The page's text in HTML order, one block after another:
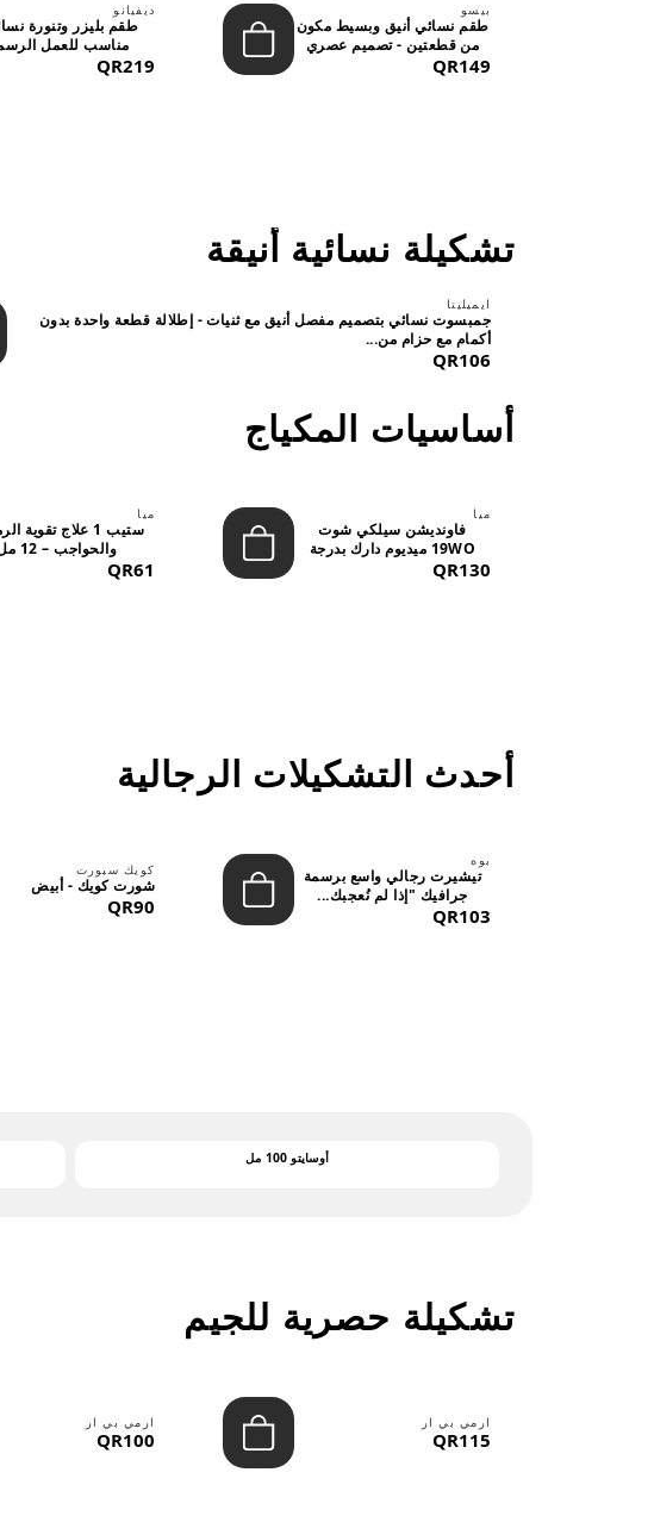
بيسو
طقم نسائي أنيق وبسيط مكون
من قطعتين - تصميم عصري
QR149
ديفيانو
طقم بليزر وتنورة
مناسب للعمل
QR219
تشكيلة نسائية أنيقة
ايميليتا
جمبسوت نسائي بتصميم مفصل أنيق مع ثنيات - إطلالة قطعة واحدة بدون
أكمام مع حزام من...
QR106
أساسيات المكياج
ميا
فاونديشن سيلكي شوت
19WO ميديوم دارك بدرجة
QR130
ميا
ستيب 1 علاج تقوية
والحواجب – 12 مل
QR61
أحدث التشكيلات الرجالية
بوه
تيشيرت رجالي واسع برسمة
جرافيك "إذا لم نُعجبك...
QR103
كويك سبورت
شورت كويك - أبيض
QR90
أوسايتو 100 مل
تشكيلة حصرية للجيم
ارمي بي ار
QR115
ارمي بي ار
QR100